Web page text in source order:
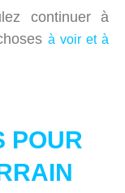
continuer à
à voir et à
POUR